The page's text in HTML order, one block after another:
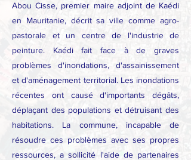
Abou Cisse, premier maire adjoint de Kaédi
en Mauritanie, décrit sa ville comme agro-
pastorale et un centre de l'industrie de
peinture. Kaédi fait face à de graves
problèmes d'inondations, d'assainissement
et d'aménagement territorial. Les inondations
récentes ont causé d'importants dégâts,
déplaçant des populations et détruisant des
habitations. La commune, incapable de
résoudre ces problèmes avec ses propres
ressources, a sollicité l'aide de partenaires